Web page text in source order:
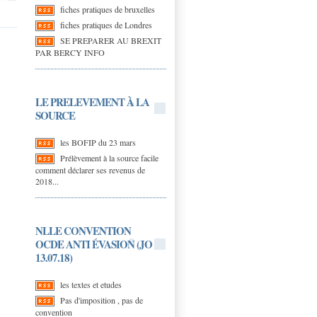
fiches pratiques de bruxelles
fiches pratiques de Londres
SE PREPARER AU BREXIT
PAR BERCY INFO
LE PRELEVEMENT À LA
SOURCE
les BOFIP du 23 mars
Prélèvement à la source facile
comment déclarer ses revenus de
2018...
NLLE CONVENTION
OCDE ANTI ÉVASION (JO
13.07.18)
les textes et etudes
Pas d'imposition , pas de
convention